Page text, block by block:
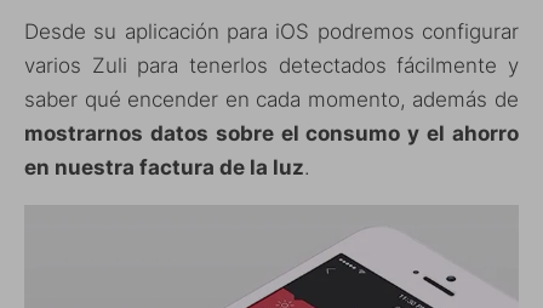
Desde su aplicación para iOS podremos configurar
varios Zuli para tenerlos detectados fácilmente y
saber qué encender en cada momento, además de
mostrarnos datos sobre el consumo y el ahorro
en nuestra factura de la luz.